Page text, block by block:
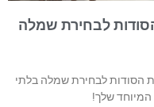
לבחירת שמלה
הסודות לבחירת שמלה בלתי
שלך!